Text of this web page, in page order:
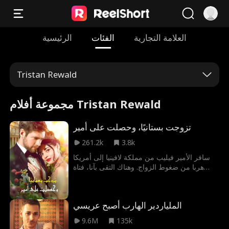
الرئيسية الفئات العلامة التجارية
Tristan Rewald
مجموعة أفلام Tristan Rewald
تزوجت بستانيًا، وحصلت على أمير
261.2k
3.8k
سافر الأمير فيليب من مملكة لافينيا إلى أمريكا
هربا من ضغوط الزواج. وهناك التقى بآنا، فتاة
للتصدي لزوجة أب آنا وابنتها، فتمكنا من إرث
شركة والدتها بنجاح والحصول على حقوق
استخدام الصور الملكية. وفي النهاية، كشف فيليب
الملياردير الهارب أصبح عريسي
9.6M
135k